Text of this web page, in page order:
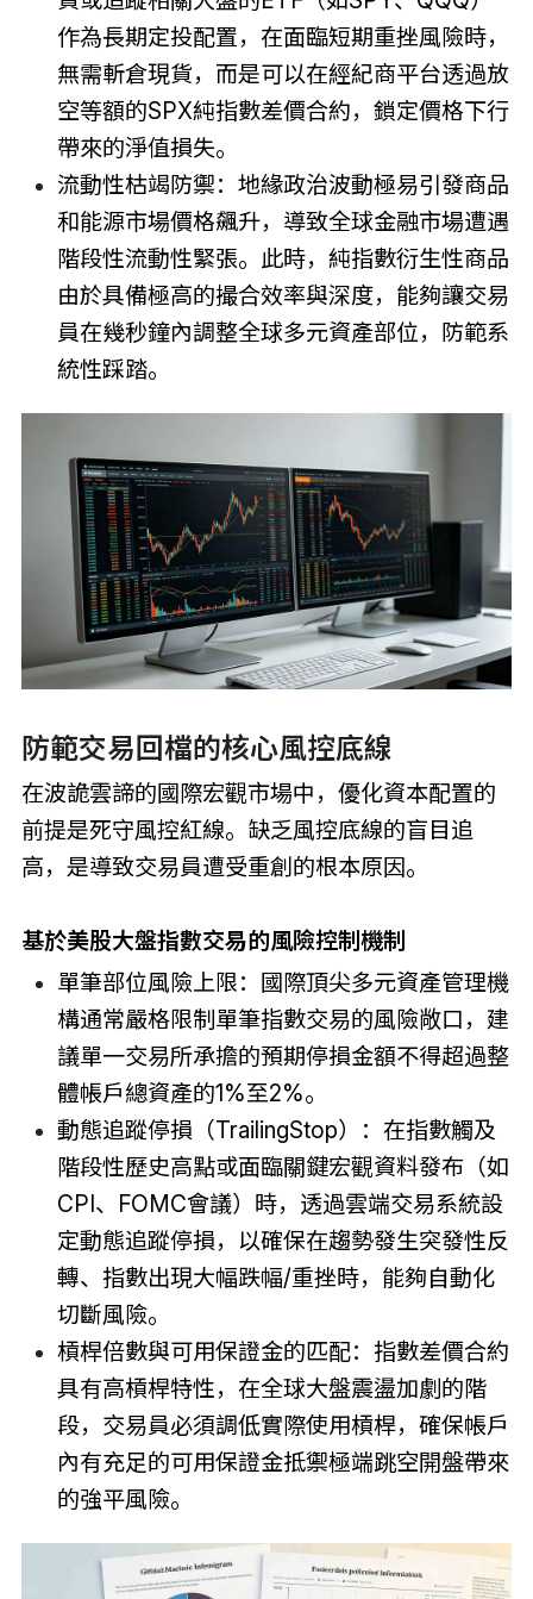
作為長期定投配置，在面臨短期重挫風險時，
無需斬倉現貨，而是可以在經紀商平台透過放
空等額的SPX純指數差價合約，鎖定價格下行
帶來的淨值損失。
流動性枯竭防禦：地緣政治波動極易引發商品
和能源市場價格飆升，導致全球金融市場遭遇
階段性流動性緊張。此時，純指數衍生性商品
由於具備極高的撮合效率與深度，能夠讓交易
員在幾秒鐘內調整全球多元資產部位，防範系
統性踩踏。
防範交易回檔的核心風控底線
在波詭雲諦的國際宏觀市場中，優化資本配置的
前提是死守風控紅線。缺乏風控底線的盲目追
高，是導致交易員遭受重創的根本原因。
基於美股大盤指數交易的風險控制機制
單筆部位風險上限：國際頂尖多元資產管理機
構通常嚴格限制單筆指數交易的風險敞口，建
議單一交易所承擔的預期停損金額不得超過整
體帳戶總資產的1%至2%。
動態追蹤停損（TrailingStop）：在指數觸及
階段性歷史高點或面臨關鍵宏觀資料發布（如
CPI、FOMC會議）時，透過雲端交易系統設
定動態追蹤停損，以確保在趨勢發生突發性反
轉、指數出現大幅跌幅/重挫時，能夠自動化
切斷風險。
槓桿倍數與可用保證金的匹配：指數差價合約
具有高槓桿特性，在全球大盤震盪加劇的階
段，交易員必須調低實際使用槓桿，確保帳戶
內有充足的可用保證金抵禦極端跳空開盤帶來
的強平風險。